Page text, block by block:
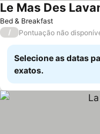
Bed & Breakfast
Le Mas Des
/ Pontuação não
Selecione as datas
exatos.